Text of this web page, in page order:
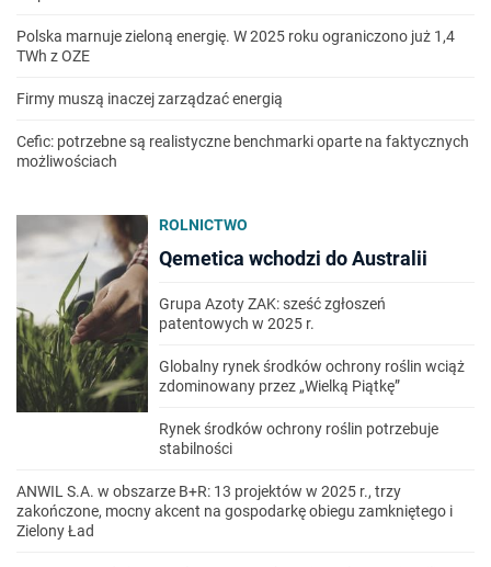
Polska marnuje zieloną energię. W 2025 roku ograniczono już 1,4
TWh z OZE
Firmy muszą inaczej zarządzać energią
Cefic: potrzebne są realistyczne benchmarki oparte na faktycznych
możliwościach
ROLNICTWO
Qemetica wchodzi do Australii
Grupa Azoty ZAK: sześć zgłoszeń
patentowych w 2025 r.
Globalny rynek środków ochrony roślin wciąż
zdominowany przez „Wielką Piątkę”
Rynek środków ochrony roślin potrzebuje
stabilności
ANWIL S.A. w obszarze B+R: 13 projektów w 2025 r., trzy
zakończone, mocny akcent na gospodarkę obiegu zamkniętego i
Zielony Ład